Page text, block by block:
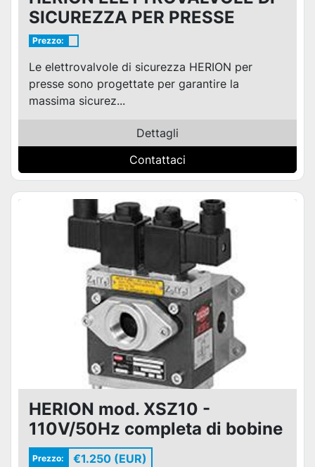
SICUREZZA PER PRESSE
Prezzo:
Le elettrovalvole di sicurezza HERION per
presse sono progettate per garantire la
massima sicurez...
Dettagli
Contattaci
HERION mod. XSZ10 -
110V/50Hz completa di bobine
e connettori
Prezzo: €1.250 (EUR)